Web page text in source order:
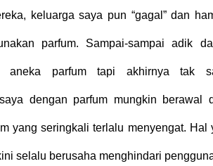
keluarga saya pun “gagal” dan
parfum. Sampai-sampai adik
aneka parfum tapi akhirnya tak
dengan parfum mungkin berawal
yang seringkali terlalu menyengat.
selalu berusaha menghindari